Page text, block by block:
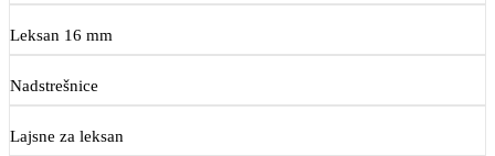
Leksan 16 mm
Nadstrešnice
Lajsne za leksan